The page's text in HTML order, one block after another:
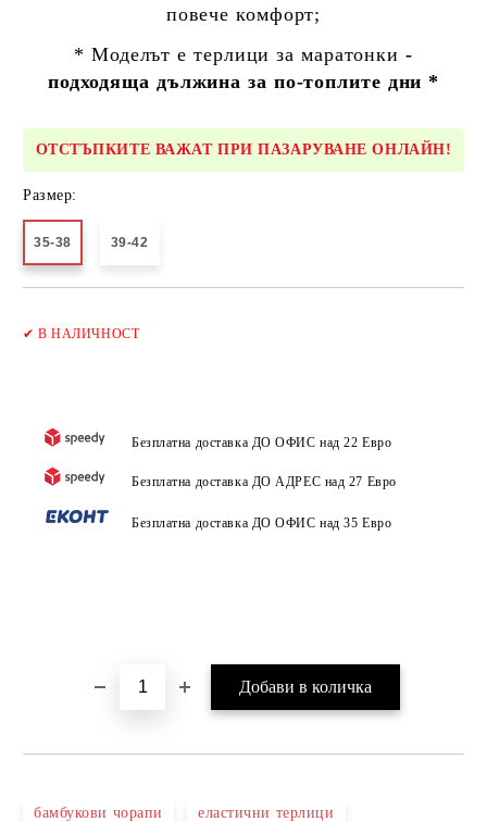
повече комфорт;
* Моделът е терлици за маратонки -
подходяща дължина за по-топлите дни *
ОТСТЪПКИТЕ ВАЖАТ ПРИ ПАЗАРУВАНЕ ОНЛАЙН!
Размер:
35-38 39-42
✔В НАЛИЧНОСТ
Безплатна доставка ДО ОФИС над 22 Евро
Безплатна доставка ДО АДРЕС над 27 Евро
Безплатна доставка ДО ОФИС над 35 Евро
бамбукови чорапи еластични терлици